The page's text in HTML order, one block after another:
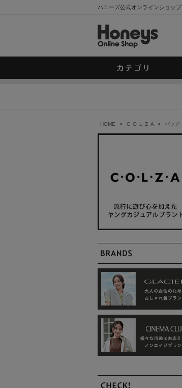
ハニーズ公式オンラインショップ
HOME > C･O･L･Z･A > バッグ